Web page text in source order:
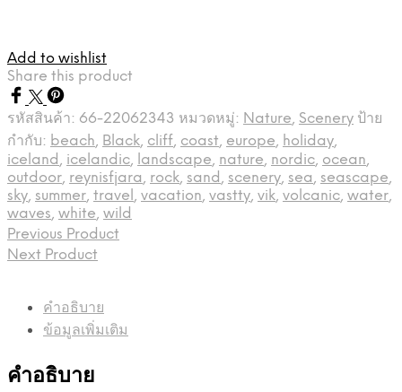
Add to wishlist
Share this product
รหัสสินค้า: 66-22062343 หมวดหมู่: Nature, Scenery ป้าย
กำกับ: beach, Black, cliff, coast, europe, holiday,
iceland , icelandic, landscape, nature, nordic, ocean,
outdoor, reynisfjara, rock, sand , scenery, sea, seascape,
sky, summer, travel , vacation, vastty, vik, volcanic, water,
waves, white, wild
Previous Product
Next Product
คำอธิบาย
ข้อมูลเพิ่มเติม
คำอธิบาย